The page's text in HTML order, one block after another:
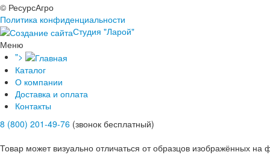
© РесурсАгро
Политика конфиденциальности
Студия "Ларой"
Меню
">
Каталог
О компании
Доставка и оплата
Контакты
8 (800) 201-49-76 (звонок бесплатный)
Товар может визуально отличаться от образцов изображённых на